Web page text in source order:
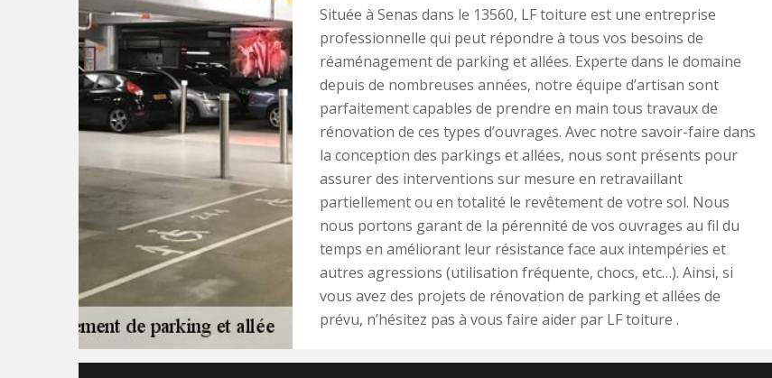
Située à Senas dans le 13560, LF toiture est une entreprise
professionnelle qui peut répondre à tous vos besoins de
réaménagement de parking et allées. Experte dans le domaine
depuis de nombreuses années, notre équipe d’artisan sont
parfaitement capables de prendre en main tous travaux de
rénovation de ces types d’ouvrages. Avec notre savoir-faire dans
la conception des parkings et allées, nous sont présents pour
assurer des interventions sur mesure en retravaillant
partiellement ou en totalité le revêtement de votre sol. Nous
nous portons garant de la pérennité de vos ouvrages au fil du
temps en améliorant leur résistance face aux intempéries et
autres agressions (utilisation fréquente, chocs, etc…). Ainsi, si
vous avez des projets de rénovation de parking et allées de
prévu, n’hésitez pas à vous faire aider par LF toiture .